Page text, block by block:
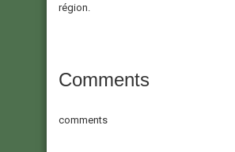
région.
Comments
comments